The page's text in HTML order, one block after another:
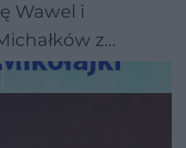
Wawel i
z